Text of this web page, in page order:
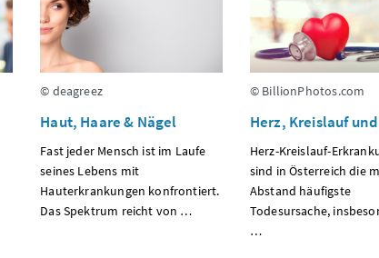
© deagreez
Haut, Haare & Nägel
Fast jeder Mensch ist im Laufe
seines Lebens mit
Hauterkrankungen konfrontiert.
Das Spektrum reicht von …
© BillionPhotos.com
Herz, Kreislauf
Herz-Kreislauf-
sind in Österreich die
Abstand häufigste
Todesursache,
…